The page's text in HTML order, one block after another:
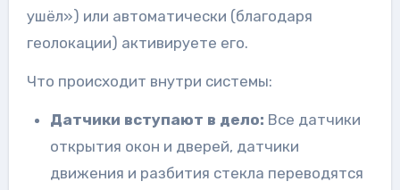
ушёл») или автоматически (благодаря
геолокации) активируете его.
Что происходит внутри системы:
Датчики вступают в дело: Все датчики
открытия окон и дверей, датчики
движения и разбития стекла переводятся